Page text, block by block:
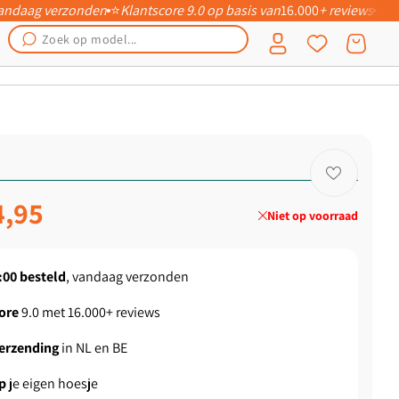
verzonden⭐Klantscore 9.0 op basis van16.000+ reviews
Inloggen Winkelwagen
Niet op voorraad
besteld, vandaag verzonden
9.0 met 16.000+ reviews
in NL en BE
je eigen hoesje